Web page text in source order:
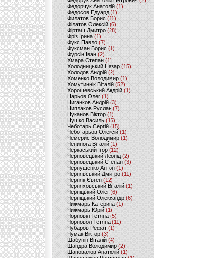
Федорчук Анатолій (1)
Федосов Едуард (1)
Филатов Борис (11)
Філатов Олексій (6)
Фірташ Дмитро (28)
Фріз Ірина (1)
Фукс Павло (7)
Фуксман Борис (1)
Фурсін Іван (2)
Хмара Степан(1)
Холодницький Назар(15)
Холодов Андрій (2)
Хоменко Володимир (1)
Хомутиннік Віталій (52)
Хорошевський Андрій (1)
Царьов Олег (1)
Циганков Андрій (3)
Циплаков Руслан(7)
Цуканов Віктор (1)
Цушко Василь (16)
Чеботарь Сергій (15)
Чеботарьов Олексій (1)
Чемерис Володимир (1)
Чепинога Віталій (1)
Черкаський Ігор (12)
Черновецький Леонід(2)
Черновецький Степан (3)
Чернушенко Антон (1)
Чернявський Дмитро(11)
Черняк Євген(12)
Черняховський Віталій (1)
Черпіцький Олег (6)
Черпіцький Олександр (6)
Чижмарь Катерина (1)
Чижмарь Юрій (1)
Чорновіл Тетяна (5)
Чорновол Тетяна (11)
Чубаров Рефат (1)
Чумак Віктор(3)
Шабунін Віталій (4)
Шандра Володимир (2)
Шаповалов Анатолій(1)